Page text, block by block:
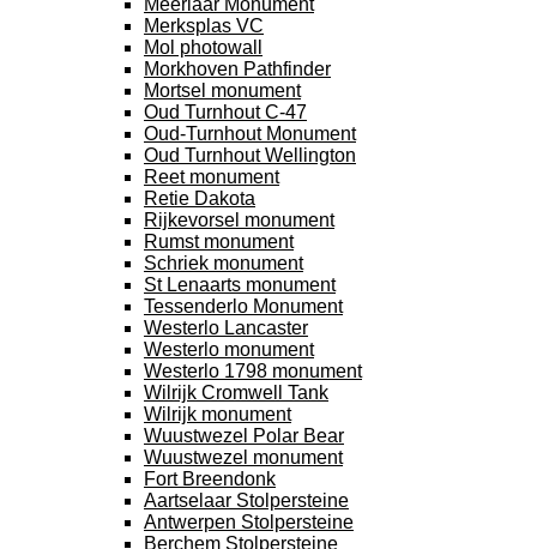
Meerlaar Monument
Merksplas VC
Mol photowall
Morkhoven Pathfinder
Mortsel monument
Oud Turnhout C-47
Oud-Turnhout Monument
Oud Turnhout Wellington
Reet monument
Retie Dakota
Rijkevorsel monument
Rumst monument
Schriek monument
St Lenaarts monument
Tessenderlo Monument
Westerlo Lancaster
Westerlo monument
Westerlo 1798 monument
Wilrijk Cromwell Tank
Wilrijk monument
Wuustwezel Polar Bear
Wuustwezel monument
Fort Breendonk
Aartselaar Stolpersteine
Antwerpen Stolpersteine
Berchem Stolpersteine